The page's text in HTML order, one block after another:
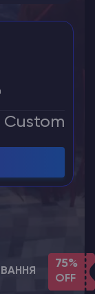
75%
OFF
Custom